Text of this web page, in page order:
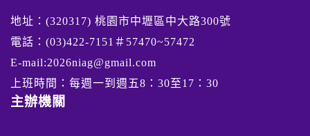
地址：(320317) 桃園市中壢區中大路300號
電話：(03)422-7151＃57470~57472
E-mail:2026niag@gmail.com
上班時間：每週一到週五8：30至17：30
主辦機關